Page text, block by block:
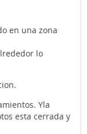
en una zona
lo
Yla
esta cerrada y